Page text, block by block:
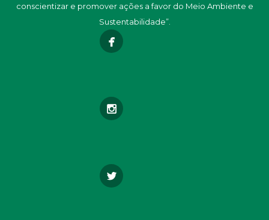
conscientizar e promover ações a favor do Meio Ambiente e
Sustentabilidade”.